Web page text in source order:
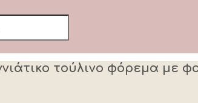
τούλινο φόρεμα με